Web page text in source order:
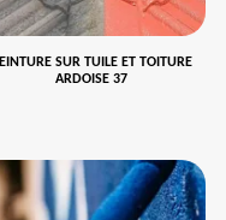
SUR TUILE ET TOITURE
ARDOISE 37